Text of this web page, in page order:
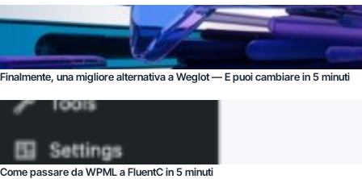
Finalmente, una migliore alternativa a Weglot — E puoi cambiare in 5 minuti
Come passare da WPML a FluentC in 5 minuti